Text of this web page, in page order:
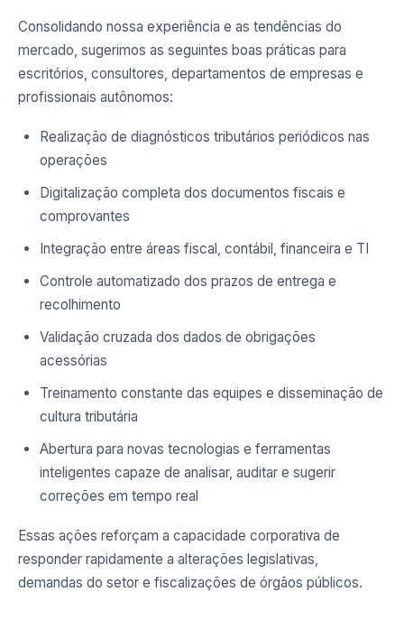
Consolidando nossa experiência e as tendências do
mercado, sugerimos as seguintes boas práticas para
escritórios, consultores, departamentos de empresas e
profissionais autônomos:
Realização de diagnósticos tributários periódicos nas
operações
Digitalização completa dos documentos fiscais e
comprovantes
Integração entre áreas fiscal, contábil, financeira e TI
Controle automatizado dos prazos de entrega e
recolhimento
Validação cruzada dos dados de obrigações
acessórias
Treinamento constante das equipes e disseminação de
cultura tributária
Abertura para novas tecnologias e ferramentas
inteligentes capaze de analisar, auditar e sugerir
correções em tempo real
Essas ações reforçam a capacidade corporativa de
responder rapidamente a alterações legislativas,
demandas do setor e fiscalizações de órgãos públicos.